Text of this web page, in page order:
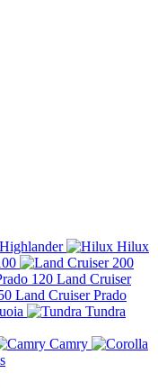
Highlander
Hilux
Land Cruiser
Land Cruiser Prado
Tundra
Camry